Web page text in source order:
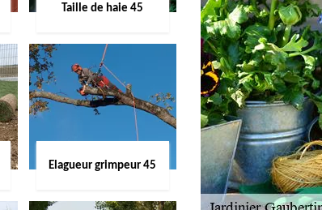
Taille de haie 45
Elagueur grimpeur 45